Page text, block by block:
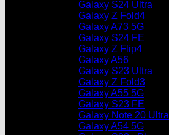
Galaxy S24 Ultra
Galaxy Z Fold4
Galaxy A73 5G
Galaxy S24 FE
Galaxy Z Flip4
Galaxy A56
Galaxy S23 Ultra
Galaxy Z Fold3
Galaxy A55 5G
Galaxy S23 FE
Galaxy Note 20 Ultra
Galaxy A54 5G